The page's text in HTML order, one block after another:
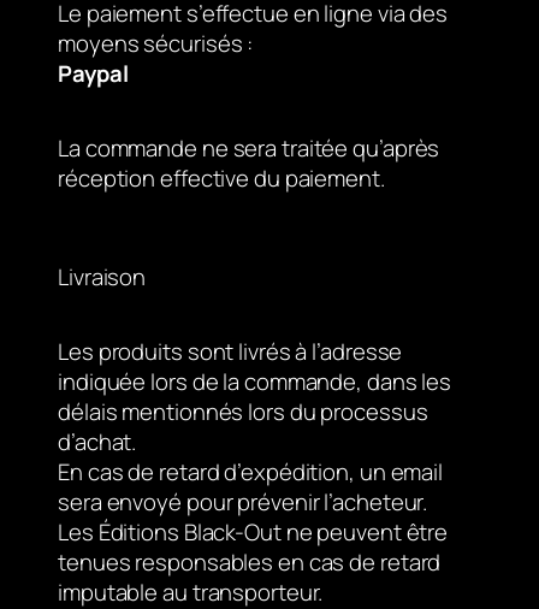
Le paiement s’effectue en ligne via des
moyens sécurisés :
Paypal
La commande ne sera traitée qu’après
réception effective du paiement.
Livraison
Les produits sont livrés à l’adresse
indiquée lors de la commande, dans les
délais mentionnés lors du processus
d’achat.
En cas de retard d’expédition, un email
sera envoyé pour prévenir l’acheteur.
Les Éditions Black-Out ne peuvent être
tenues responsables en cas de retard
imputable au transporteur.